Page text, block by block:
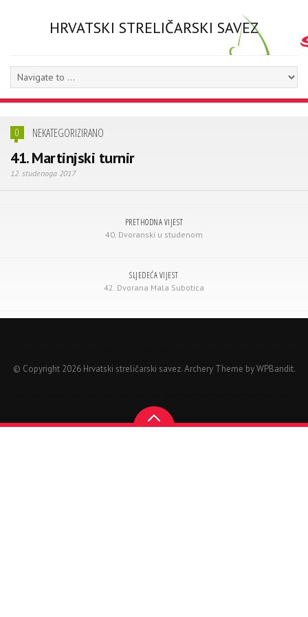
HRVATSKI STRELIČARSKI SAVEZ
0 NEKATEGORIZIRANO
41. Martinjski turnir
12. studenoga 2017
PRETHODNA VIJEST
40. Dvoranski u studenom
SLJEDEĆA VIJEST
42. Dvorana Mala Subotica
© Copyright 2026 Hrvatski streličarski savez.Archery Theme byWPBandit.